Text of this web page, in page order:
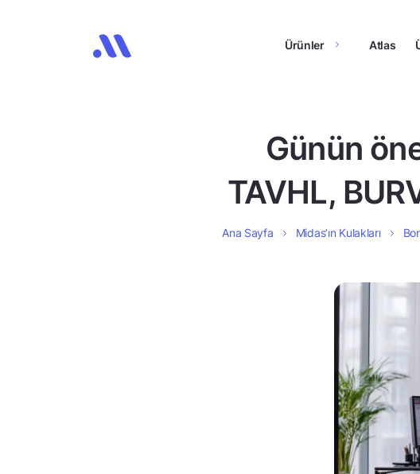
Ürünler Atlas
Günün
TAVHL,
Ana Sayfa Midas’ın Kulakları